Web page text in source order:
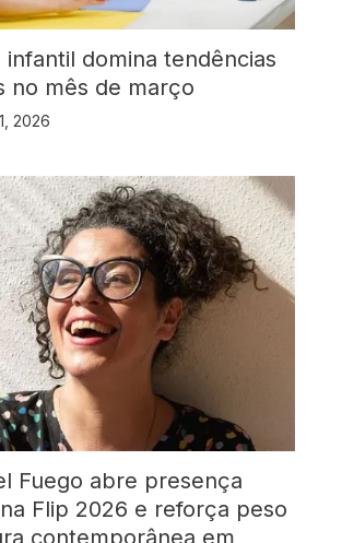
infantil domina tendências
no mês de março
2026
Fuego abre presença
Flip 2026 e reforça peso
contemporânea em